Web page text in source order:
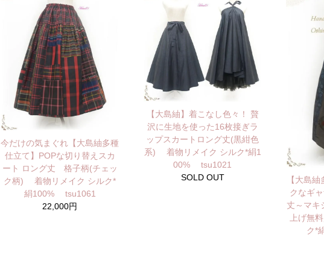
今だけの気まぐれ【大島紬多種
仕立て】POPな切り替えスカ
ート ロング丈 格子柄(チェッ
ク柄) 着物リメイク シルク*
絹100% tsu1061
22,000円
【大島紬】着こなし色々！ 贅
沢に生地を使った16枚接ぎラ
ップスカートロング丈(黒紺色
系) 着物リメイク シルク*絹1
00% tsu1021
SOLD OUT
【大島
クなギ
丈～マキ
上げ無
ク*